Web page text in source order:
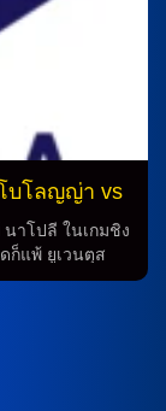
2 นัด ซึ่งให้
แข่งขัน
าง คริสตัล พา
บโลญญ่า vs
าโปลี ในเกมชิง
ก็แพ้ ยูเวนตุส
ทษแบน แต่ มาร์
ใช้ โจวานนี่